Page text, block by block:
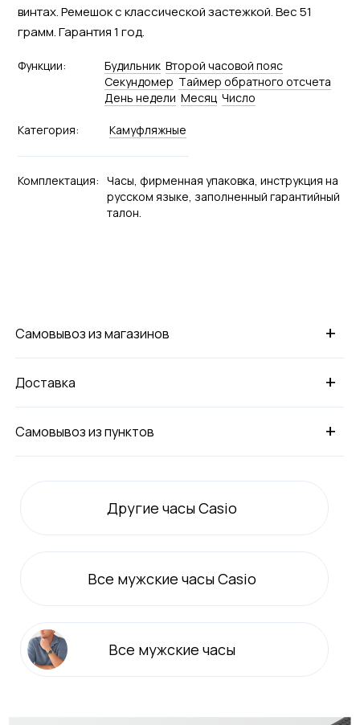
винтах. Ремешок с классической застежкой. Вес 51
грамм. Гарантия 1 год.
Функции: Будильник Второй часовой пояс
Секундомер Tаймер обратного отсчета
День недели Месяц Число
Категория: Камуфляжные
Комплектация: Часы, фирменная упаковка, инструкция на
русском языке, заполненный гарантийный
талон.
+
Самовывоз из магазинов
+
Доставка
+
Самовывоз из пунктов
Другие часы Casio
Все мужские часы Casio
Все мужские часы